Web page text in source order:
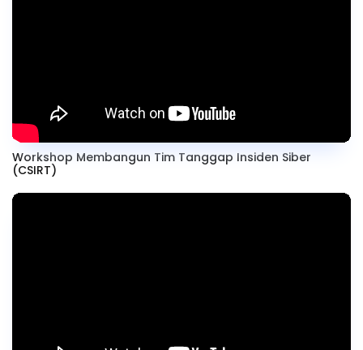
Workshop Membangun Tim Tanggap Insiden Siber
(CSIRT)